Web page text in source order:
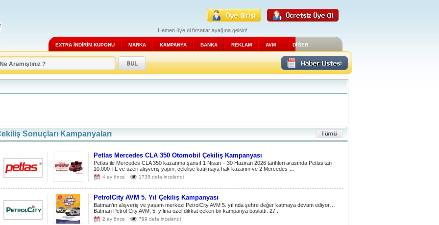
Hemen üye ol fırsatlar ayağına gelsin!
EXTRA İNDİRİM KUPONU MARKA KAMPANYA BANKA REKLAM AVM DİĞER
Sonuçları Kampanyaları
Petlas Mercedes CLA 350 Otomobil Çekiliş Kampanyası
Petlas ile Mercedes CLA 350 kazanma şansı! 1 Nisan – 30 Haziran 2026 tarihleri arasında Petlas’tan
10.000 TL ve üzeri alışveriş yapın, çekilişe katılmaya hak kazanın ve 2 Mercedes-...
4 ay önce 1735 defa incelendi
PetrolCity AVM 5. Yıl Çekiliş Kampanyası
Batman’ın alışveriş ve yaşam merkezi PetrolCity AVM 5. yılında şehre değer katmaya devam ediyor…
Batman Petrol City AVM, 5. yılına özel dikkat çeken bir kampanya başlattı. 27...
2 ay önce 799 defa incelendi